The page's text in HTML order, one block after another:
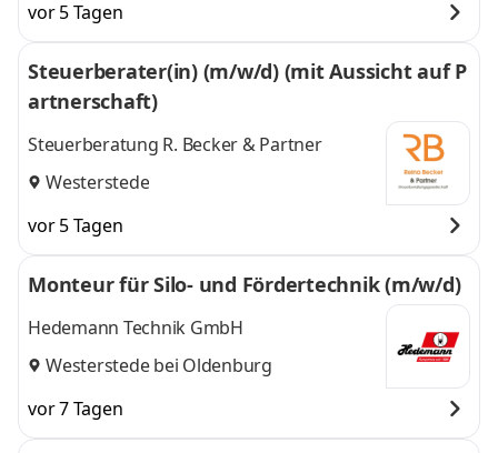
vor 5 Tagen
Steuerberater(in) (m/w/d) (mit Aussicht auf P
artnerschaft)
Steuerberatung R. Becker & Partner
Westerstede
vor 5 Tagen
Monteur für Silo- und Fördertechnik (m/w/d)
Hedemann Technik GmbH
Westerstede bei Oldenburg
vor 7 Tagen